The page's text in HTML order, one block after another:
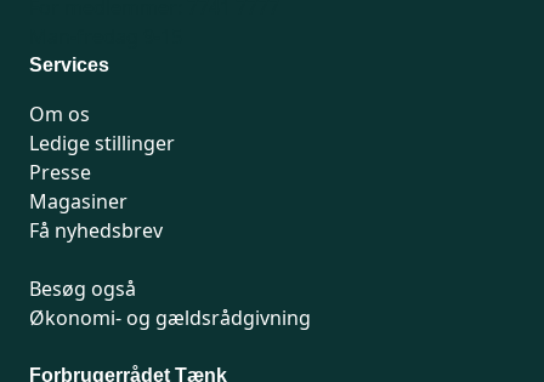
Services
Om os
Ledige stillinger
Presse
Magasiner
Få nyhedsbrev
Besøg også
Økonomi- og gældsrådgivning
Forbrugerrådet Tænk